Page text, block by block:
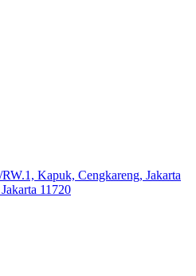
Kapuk, Cengkareng, Jakarta
11720